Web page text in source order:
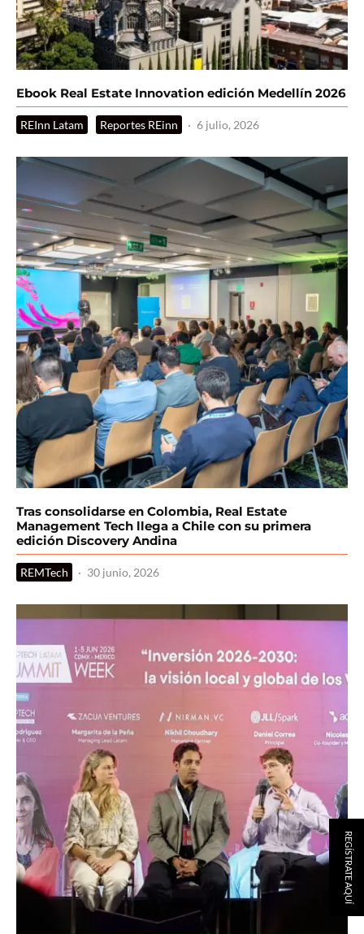
Ebook Real Estate Innovation edición Medellín 2026
REInn Latam Reportes REinn · 6 julio, 2026
Tras consolidarse en Colombia, Real Estate
Management Tech llega a Chile con su primera
edición Discovery Andina
REMTech · 30 junio, 2026
REGÍSTRATE AQUÍ